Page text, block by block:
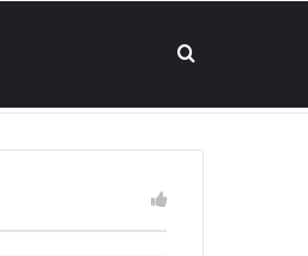
Buscar